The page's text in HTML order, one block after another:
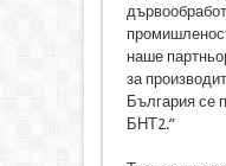
наше
за
България се
БНТ2.”